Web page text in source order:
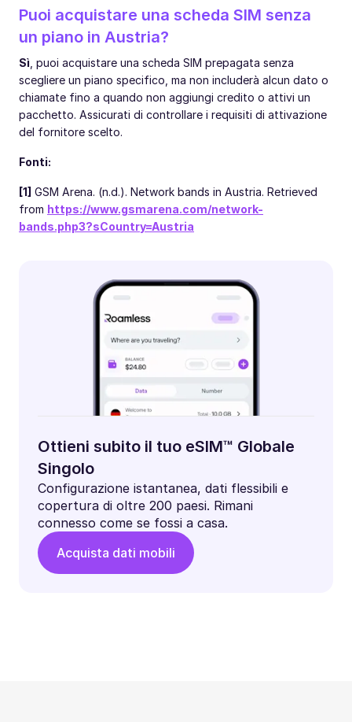
Puoi acquistare una scheda SIM senza
un piano in Austria?
Sì , puoi acquistare una scheda SIM prepagata senza
scegliere un piano specifico, ma non includerà alcun dato o
chiamate fino a quando non aggiungi credito o attivi un
pacchetto. Assicurati di controllare i requisiti di attivazione
del fornitore scelto.
Fonti:
[1] GSM Arena. (n.d.). Network bands in Austria. Retrieved
from https://www.gsmarena.com/network-
bands.php3?sCountry=Austria
Ottieni subito il tuo eSIM™ Globale
Singolo
Configurazione istantanea, dati flessibili e
copertura di oltre 200 paesi. Rimani
connesso come se fossi a casa.
Acquista dati mobili